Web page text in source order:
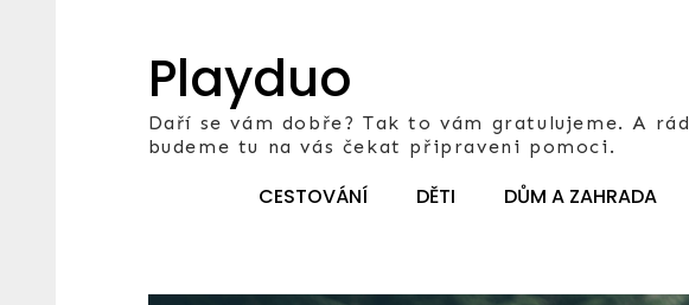
Playduo
Daří se vám dobře? Tak to vám gratulujeme. A
budeme tu na vás čekat připraveni pomoci.
CESTOVÁNÍ DĚTI DŮM A ZAHRADA